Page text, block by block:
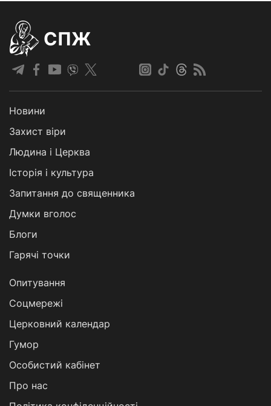
СПЖ
Новини
Захист віри
Людина і Церква
Історія і культура
Запитання до священника
Думки вголос
Блоги
Гарячі точки
Опитування
Соцмережі
Церковний календар
Гумор
Особистий кабінет
Про нас